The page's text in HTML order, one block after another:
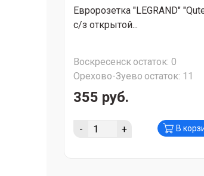
Евророзетка "LEGRAND"
с/з открытой...
Воскресенскостаток: 0
Орехово-Зуево остаток: 11
355 руб.
- + В